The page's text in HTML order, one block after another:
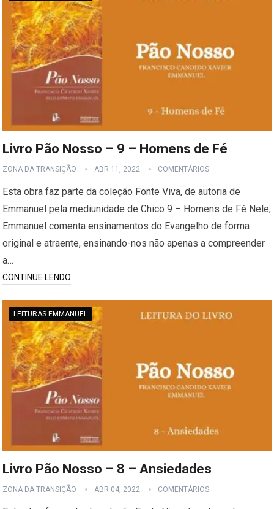
Livro Pão Nosso – 9 – Homens de Fé
ZONA DA TRANSIÇÃO ABR 11, 2022 COMENTÁRIOS
Esta obra faz parte da coleção Fonte Viva, de autoria de
Emmanuel pela mediunidade de Chico 9 – Homens de Fé Nele,
Emmanuel comenta ensinamentos do Evangelho de forma
original e atraente, ensinando-nos não apenas a compreender
a…
CONTINUE LENDO
LEITURAS EMMANUEL
Livro Pão Nosso – 8 – Ansiedades
ZONA DA TRANSIÇÃO ABR 04, 2022 COMENTÁRIOS